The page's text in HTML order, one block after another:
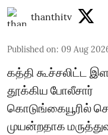
thanthitv
Published on: 09 Aug
கத்தி கூச்சலிட்ட
தூக்கிய போலீசார்
கொடுங்கையூரில்
முயன்றதாக